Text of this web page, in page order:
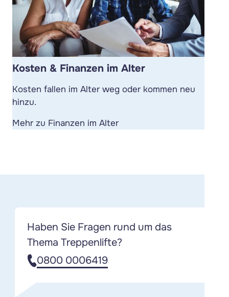
Kosten & Finanzen im Alter
Kosten fallen im Alter weg oder kommen neu
hinzu.
Mehr zu Finanzen im Alter
Haben Sie Fragen rund um das
Thema Treppenlifte?
0800 0006419